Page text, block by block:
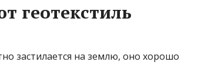
геотекстиль
застилается на землю, оно хорошо